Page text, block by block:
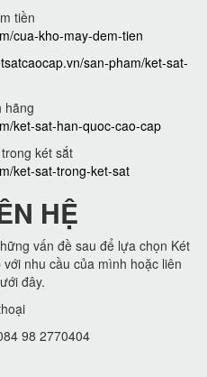
tiền
cua-kho-may-dem-tien
san-pham/ket-sat-
hãng
ket-sat-han-quoc-cao-cap
két sắt
ket-sat-trong-ket-sat
HỆ
vấn đề sau để lựa chọn Két
nhu cầu của mình hoặc liên
đây.
98 2770404